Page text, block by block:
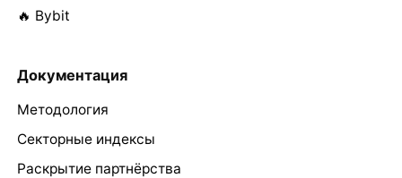
🔥 Bybit
Документация
Методология
Секторные индексы
Раскрытие партнёрства